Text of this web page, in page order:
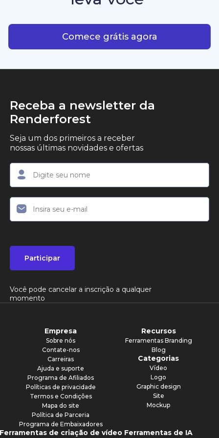
marketing que desejam produzir conteúdo em
vídeo profissional, com qualidade de estúdio, de
forma simples.
Comece grátis agora
Receba a newsletter da
Renderforest
Seja um dos primeiros a receber
nossas últimas novidades e ofertas
Participar
Você pode cancelar a inscrição a qualquer
momento
Empresa
Sobre nós
Contate-nos
Carreiras
Ajuda e suporte
Programa de Afiliados
Políticas de privacidade
Termos e Condições
Mapa do site
Política de Parceria
Programa de Embaixadores
Recursos
Ferramentas Branding
Blog
Categorias
Vídeo
Logo
Graphic design
Site
Mockup
de criação de vídeo Ferramentas de IA